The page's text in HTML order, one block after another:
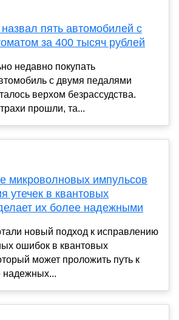
пять автомобилей с
за 400 тысяч рублей
недавно покупать
с двумя педалями
верхом безрассудства.
прошли, та...
микроволновых импульсов
утечек в квантовых
их более надежными
новый подход к исправлению
ошибок в квантовых
может проложить путь к
надежных...